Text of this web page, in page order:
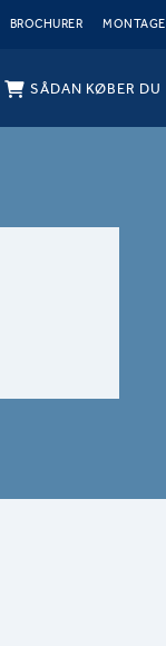
BROCHURER MONTAGE
SÅDAN KØBER DU